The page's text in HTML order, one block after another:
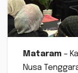
Mataram –
Nusa